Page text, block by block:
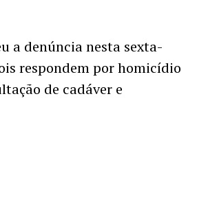
a denúncia nesta sexta-
respondem por homicídio
de cadáver e